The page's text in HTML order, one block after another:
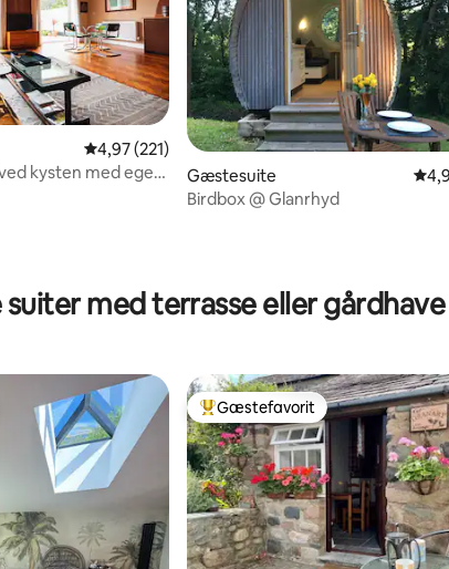
379 omtaler
4,97 ud af 5 i gennemsnitlig bedømmelse, 221
4,97 (221)
kysten med egen
Gæstesuite
Birdbox @ Glanrhyd
suiter med terrasse eller gårdhave
154 omtaler
Bedste gæstefavorit
Gæstefavorit